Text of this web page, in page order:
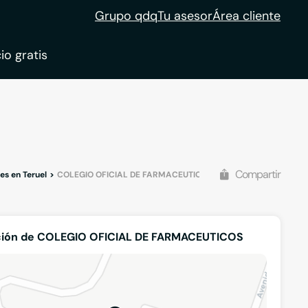
Grupo qdqTu asesorÁrea cliente
gratis
en Teruel COLEGIO OFICIAL DE FARMACEUTICOS Compartir
de COLEGIO OFICIAL DE FARMACEUTICOS